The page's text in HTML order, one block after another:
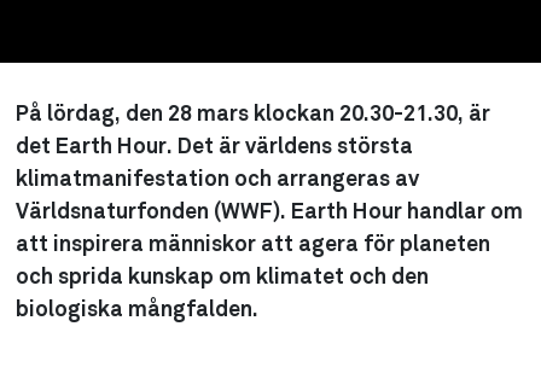
På lördag, den 28 mars klockan 20.30-21.30, är
det Earth Hour. Det är världens största
klimatmanifestation och arrangeras av
Världsnaturfonden (WWF). Earth Hour handlar om
att inspirera människor att agera för planeten
och sprida kunskap om klimatet och den
biologiska mångfalden.